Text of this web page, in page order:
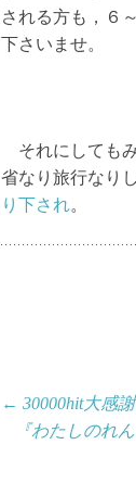
される方も，６
下さいませ。
それにしても
省なり旅行なり
り下され。
← 30000hit大感謝
『わたしのれ